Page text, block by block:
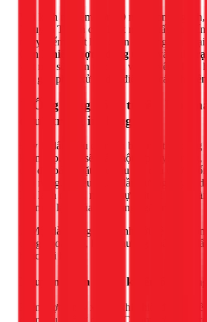
Với kinh nghiệm hơn 10 năm trong ngành,
Nguyễn Thuận của 1Fix nhận thấy hai
nguy hiểm nhất liên quan đến ống đồng tại
Gòn là
hiện tượng đóng tuyết và tình
viết này sẽ phân tích sâu về nguyên nhân,
cấp giải pháp xử lý dứt điểm từ các chuyên
1. Ống đồng đóng tuyết: Khi
cứu” trong im lặng
Đây là dấu hiệu dễ nhận biết nhất và cũng
khẩn cấp. Bạn sẽ thấy một lớp tuyết trắng,
cục đá, bám chặt vào đầu nối của đường
dàn nóng. Nhiều người lầm tưởng đây là
làm lạnh rất tốt, nhưng sự thật thì hoàn
lúc máy lạnh của bạn đang “gặp nguy”.
Nguyên nhân chính khiến ống
Hiện tượng này xảy ra khi nhiệt độ trên bề